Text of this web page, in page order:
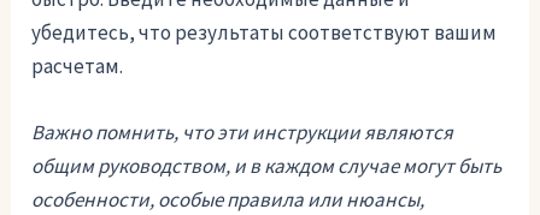
убедитесь, что результаты соответствуют вашим
расчетам.
Важно помнить, что эти инструкции являются
общим руководством, и в каждом случае могут быть
особенности, особые правила или нюансы,